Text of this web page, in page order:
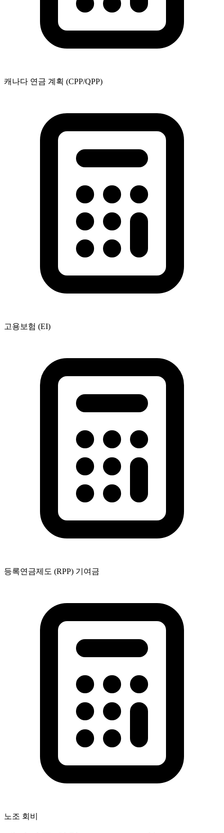
캐나다 연금 계획 (CPP/QPP)
고용보험 (EI)
등록연금제도 (RPP) 기여금
노조 회비